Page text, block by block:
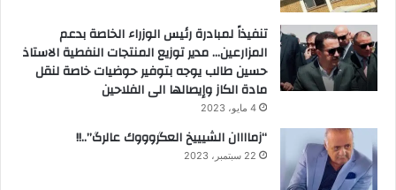
تنفيذاً لمبادرة رئيس الوزراء الخاصة بدعم
المزارعين… مدير توزيع المنتجات النفطية الاستاذ
حسين طالب يوجه بتوفير حوضيات خاصة لنقل
مادة الكاز وإيصالها الى الفلاحين
4 مايو، 2023
“زماااان الشيييخ العگروووك عالرگ”..!!
22 سبتمبر، 2023